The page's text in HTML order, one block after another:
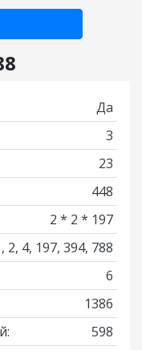
Да
3
23
448
2 * 2 * 197
2, 4, 197, 394, 788
6
1386
598